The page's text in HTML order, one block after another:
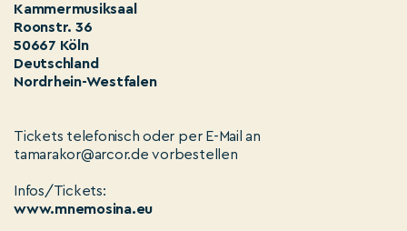
Kammermusiksaal
Roonstr. 36
50667 Köln
Deutschland
Nordrhein-Westfalen
Tickets telefonisch oder per E-Mail an
tamarakor@arcor.de vorbestellen
Infos/Tickets:
www.mnemosina.eu